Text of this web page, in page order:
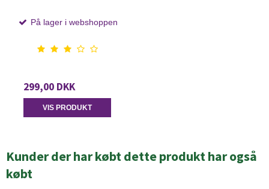
På lager i webshoppen
299,00 DKK
VIS PRODUKT
Kunder der har købt dette produkt har også
købt